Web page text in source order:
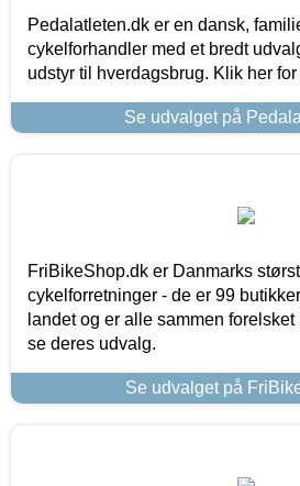
Pedalatleten.dk er en dansk,
cykelforhandler med et bredt
udstyr til hverdagsbrug. Klik her
Se udvalget på
FriBikeShop.dk er Danmarks
cykelforretninger - de er 99
landet og er alle sammen
se deres udvalg.
Se udvalget på